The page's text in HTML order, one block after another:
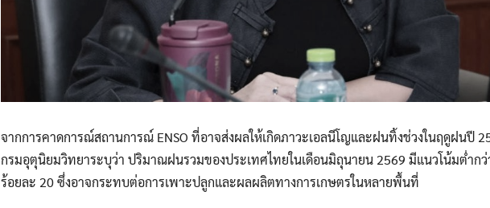
จากการคาดการณ์สถานการณ์ ENSO ที่อาจส่งผลให้เกิดภาวะเอลนีโญและฝนทิ้งช่วงในฤดูฝนปี
กรมอุตุนิยมวิทยาระบุว่า ปริมาณฝนรวมของประเทศไทยในเดือนมิถุนายน 2569 มีแนวโน้มต่ำก
ร้อยละ 20 ซึ่งอาจกระทบต่อการเพาะปลูกและผลผลิตทางการเกษตรในหลายพื้นที่